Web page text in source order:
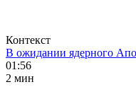
Контекст
В ожидании ядерного
01:56
2 мин